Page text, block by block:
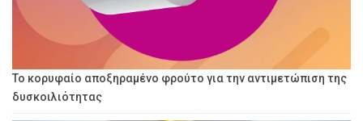
Το κορυφαίο αποξηραμένο φρούτο για την αντιμετώπιση της
δυσκοιλιότητας